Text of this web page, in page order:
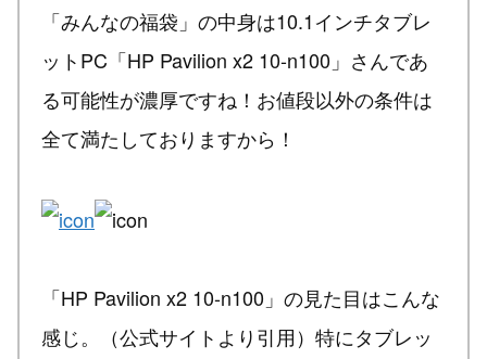
「みんなの福袋」の中身は10.1インチタブレ
ットPC「HP Pavilion x2 10-n100」さんであ
る可能性が濃厚ですね！お値段以外の条件は
全て満たしておりますから！
「HP Pavilion x2 10-n100」の見た目はこんな
感じ。（公式サイトより引用）特にタブレッ